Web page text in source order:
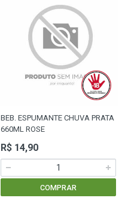
BEB. ESPUMANTE CHUVA PRATA
660ML ROSE
R$ 14,90
COMPRAR